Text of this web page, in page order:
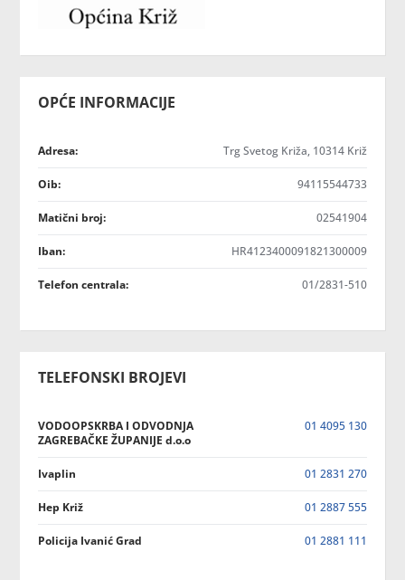
OPĆE INFORMACIJE
Adresa: Trg Svetog Križa, 10314 Križ
Oib: 94115544733
Matični broj: 02541904
Iban: HR4123400091821300009
Telefon centrala: 01/2831-510
TELEFONSKI BROJEVI
VODOOPSKRBA I ODVODNJA
ZAGREBAČKE ŽUPANIJE d.o.o
01 4095 130
Ivaplin 01 2831 270
Hep Križ 01 2887 555
Policija Ivanić Grad 01 2881 111